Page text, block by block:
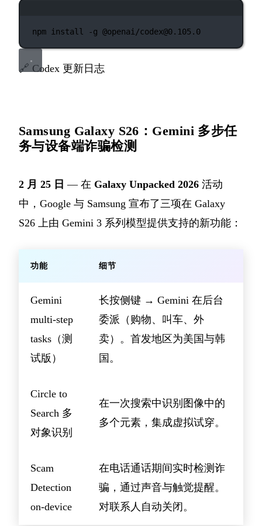
npm install -g @openai/codex@0.105.0
🔗 Codex 更新日志
Samsung Galaxy S26：Gemini 多步任
务与设备端诈骗检测
2 月 25 日 — 在 Galaxy Unpacked 2026 活动
中，Google 与 Samsung 宣布了三项在 Galaxy
S26 上由 Gemini 3 系列模型提供支持的新功能：
功能 细节
Gemini
multi-step
tasks（测
试版）
长按侧键 → Gemini 在后台
委派（购物、叫车、外
卖）。首发地区为美国与韩
国。
Circle to
Search 多
对象识别
在一次搜索中识别图像中的
多个元素，集成虚拟试穿。
Scam
Detection
on-device
在电话通话期间实时检测诈
骗，通过声音与触觉提醒。
对联系人自动关闭。